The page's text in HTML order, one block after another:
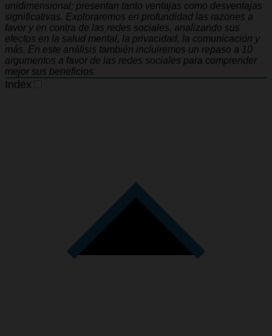
unidimensional; presentan tanto ventajas como desventajas
significativas. Exploraremos en profundidad las razones a
favor y en contra de las redes sociales, analizando sus
efectos en la salud mental, la privacidad, la comunicación y
más. En este análisis también incluiremos un repaso a 10
argumentos a favor de las redes sociales para comprender
mejor sus beneficios.
Index